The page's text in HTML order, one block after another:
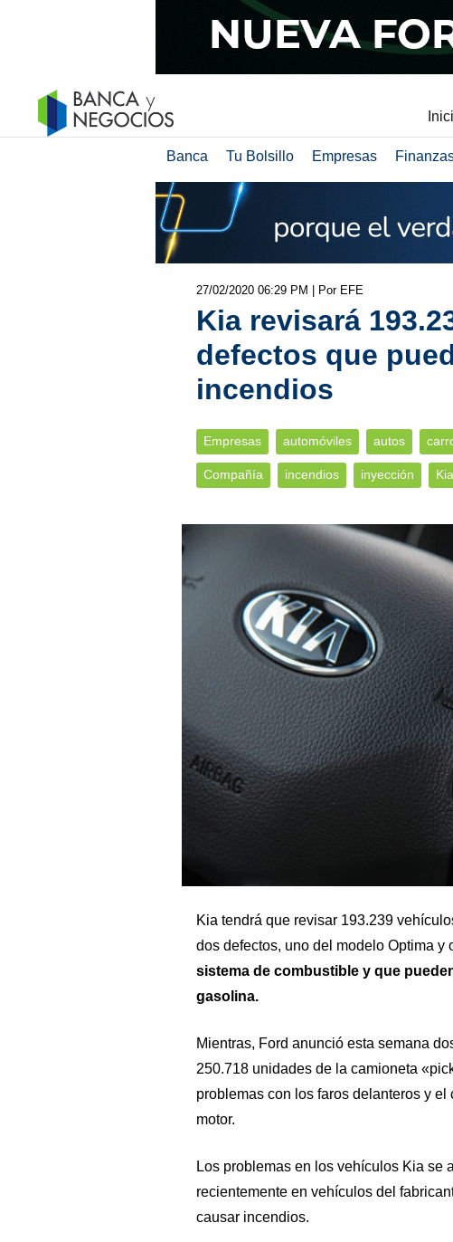
Banca Tu Bolsillo Empresas
27/02/2020 06:29 PM | Por EFE
Kia revisará
defectos que
incendios
Empresas automóviles autos
Compañía incendios inyección Kia
Kia tendrá que revisar 193.239
dos defectos, uno del modelo Optima y
sistema de combustible y que
gasolina.
Mientras, Ford anunció esta semana
250.718 unidades de la camioneta
problemas con los faros delanteros y
motor.
Los problemas en los vehículos Kia se
recientemente en vehículos del
causar incendios.